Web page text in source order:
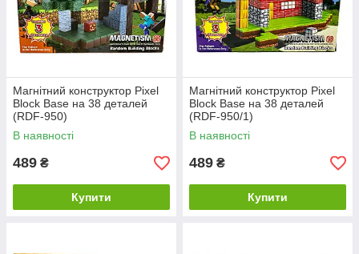
Магнітний конструктор Pixel
Block Base на 38 деталей
(RDF-950)
В наявності
489 ₴
Купити
Магнітний конструктор Pixel
Block Base на 38 деталей
(RDF-950/1)
В наявності
489 ₴
Купити